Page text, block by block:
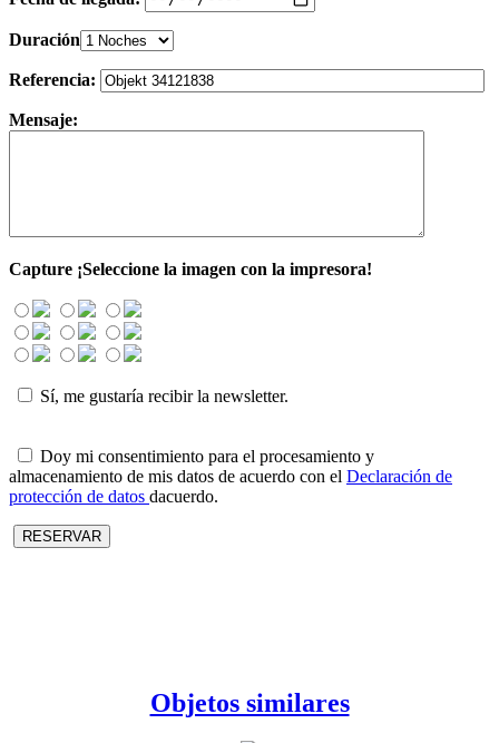
Duración
Referencia:
Mensaje:
Capture ¡Seleccione la imagen con la impresora!
Sí, me gustaría recibir la newsletter.
Doy mi consentimiento para el procesamiento y
almacenamiento de mis datos de acuerdo con el Declaración de
protección de datos dacuerdo.
Objetos similares